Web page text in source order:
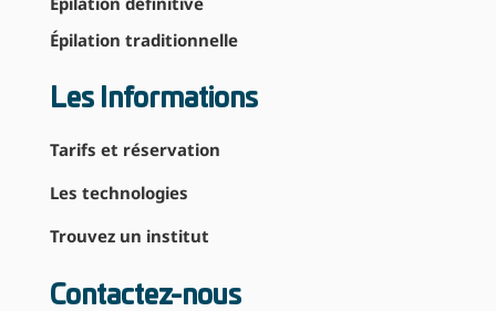
Épilation traditionnelle
Les Informations
Tarifs et réservation
Les technologies
Trouvez un institut
Contactez-nous